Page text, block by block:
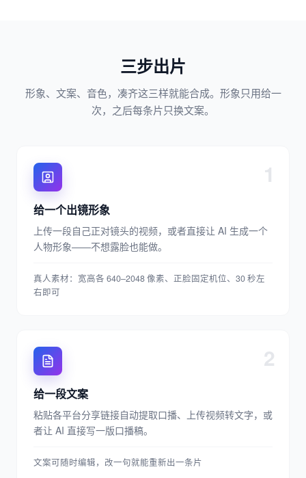
三步出片
形象、文案、音色，凑齐这三样就能合成。形象只用给一
次，之后每条片只换文案。
1
给一个出镜形象
上传一段自己正对镜头的视频，或者直接让 AI 生成一个
人物形象——不想露脸也能做。
真人素材：宽高各 640–2048 像素、正脸固定机位、30 秒左
右即可
2
给一段文案
粘贴各平台分享链接自动提取口播、上传视频转文字，或
者让 AI 直接写一版口播稿。
文案可随时编辑，改一句就能重新出一条片